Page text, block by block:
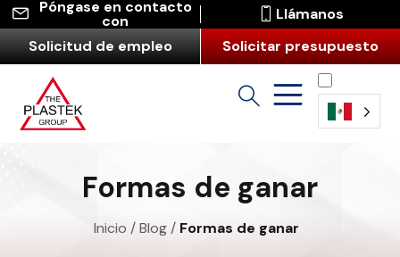
Póngase en contacto
con
Llámanos
Solicitud de empleo
Solicitar presupuesto
Formas de ganar
Inicio /Blog/ Formas de ganar